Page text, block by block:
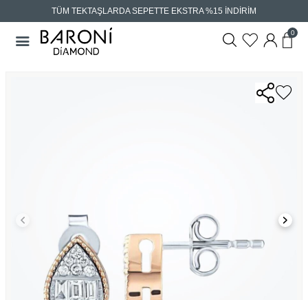
TÜM TEKTAŞLARDA SEPETTE EKSTRA %15 İNDİRİM
0